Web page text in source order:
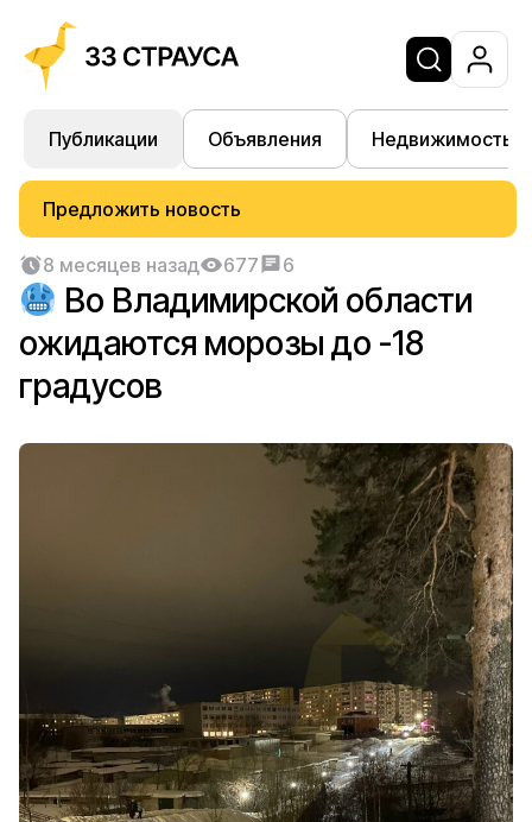
Публикации Объявления Недвижимость
Предложить новость
8 месяцев назад 677 6
Во Владимирской области
ожидаются морозы до -18
градусов